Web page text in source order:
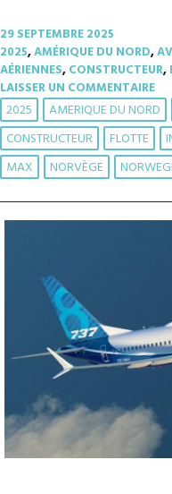
29 SEPTEMBRE 2025
2025,AMÉRIQUE DU NORD,
AÉRIENNES,CONSTRUCTEUR,
LAISSER UN COMMENTAIRE
2025 AMERIQUE DU NORD
CONSTRUCTEUR
FLOTTE
MAX
NORVÈGE